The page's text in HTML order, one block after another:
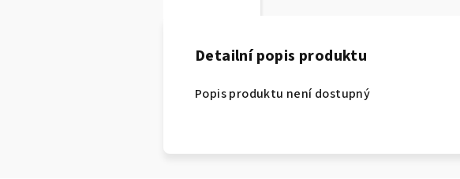
Detailní popis produktu
Popis produktu není dostupný